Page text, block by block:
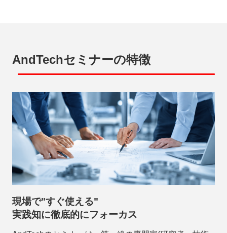
AndTechセミナーの特徴
現場で"すぐ使える"
実践知に徹底的にフォーカス